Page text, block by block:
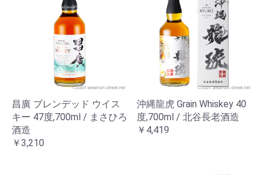
昌廣 ブレンデッド ウイス
キー 47度,700ml / まさひろ
酒造
￥3,210
沖縄龍虎 Grain Whiskey 40
度,700ml / 北谷長老酒造
￥4,419